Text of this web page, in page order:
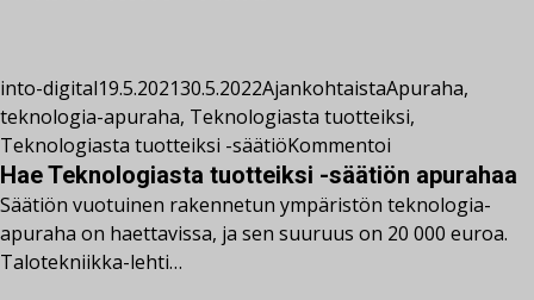
into-digital19.5.202130.5.2022AjankohtaistaApuraha,
teknologia-apuraha, Teknologiasta tuotteiksi,
Teknologiasta tuotteiksi -säätiöKommentoi
Hae Teknologiasta tuotteiksi -säätiön apurahaa
Säätiön vuotuinen rakennetun ympäristön teknologia-
apuraha on haettavissa, ja sen suuruus on 20 000 euroa.
Talotekniikka-lehti…